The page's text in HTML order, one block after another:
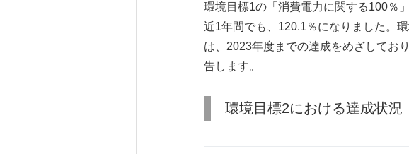
環境目標1の「消費電力に関する100％
近1年間でも、120.1％になりました。
は、2023年度までの達成をめざしてお
告します。
環境目標2における達成状況